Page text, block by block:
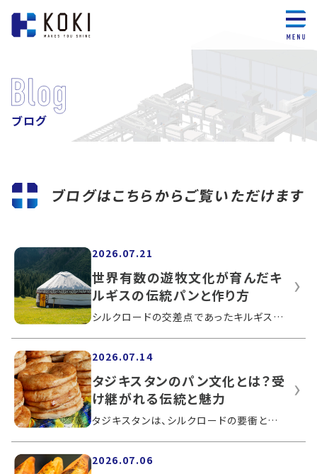
ブログ
ブログはこちらからご覧いただけます
2026.07.21
世界有数の遊牧文化が育んだキ
ルギスの伝統パンと作り方
シルクロードの交差点であったキルギスは、古来からの遊牧民文化を継承しながら、近隣諸国の影響を受け多様な食文化を発展させてきました。...
2026.07.14
タジキスタンのパン文化とは？受
け継がれる伝統と魅力
タジキスタンは、シルクロードの要衝として独自の文化を築いてきました。パンは生活に欠かせないものとして神聖に扱われ、人々の暮らしの中...
2026.07.06